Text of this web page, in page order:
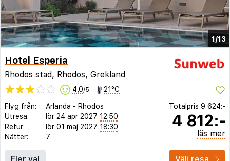
1/13
Hotel Esperia
Rhodos stad, Rhodos, Grekland
4,0/5 21°C
Flyg från: Arlanda - Rhodos
Utresa:
lör 24 apr 2027 12:50
Retur:
lör 01 maj 2027 18:30
Nätter:
7
Totalpris 9 624:-
4 812:-
läs mer